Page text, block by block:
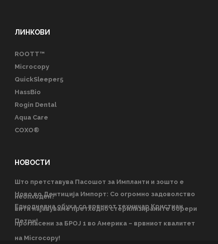
ЛИНКОВИ
ROOTT™
Microcopy
QuickSleeper5
HassBio
Rogin Dental
Aqua Care
COXO®
НОВОСТИ
Што претставува Пасошот за Импланти и зошто е
неопходен?
Ново во Дентиција Импорт: Со огромно задоволство
ви ги најавуваме претходно стерилизираните борери
прогласени за БРОЈ 1 во Америка – врвниот квалитет
на Microcopy!
Еднодневна обука со врвниот техничар Кристиан
Петри!